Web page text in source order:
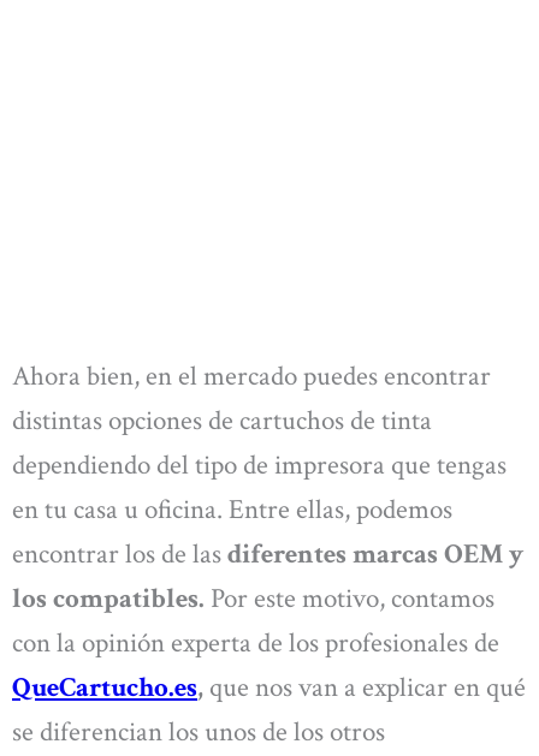
Ahora bien, en el mercado puedes encontrar
distintas opciones de cartuchos de tinta
dependiendo del tipo de impresora que tengas
en tu casa u oficina. Entre ellas, podemos
encontrar los de lasdiferentes marcas OEM y
los compatibles. Por este motivo, contamos
con la opinión experta de los profesionales de
QueCartucho.es, que nos van a explicar en qué
se diferencian los unos de los otros